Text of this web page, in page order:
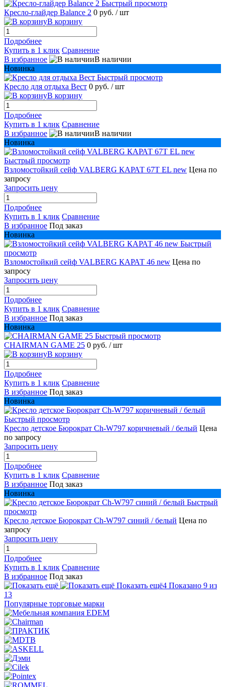
Быстрый просмотр
Кресло-глайдер Balance 2 0 руб. / шт
В корзину
Подробнее
Купить в 1 клик Сравнение
В избранное
В наличии
Новинка
Быстрый просмотр
Кресло для отдыха Вест 0 руб. / шт
В корзину
Подробнее
Купить в 1 клик Сравнение
В избранное
В наличии
Новинка
Быстрый просмотр
Взломостойкий сейф VALBERG КАРАТ 67T EL new Цена по
запросу
Запросить цену
Подробнее
Купить в 1 клик Сравнение
В избранное Под заказ
Новинка
Быстрый
просмотр
Взломостойкий сейф VALBERG КАРАТ 46 new Цена по
запросу
Запросить цену
Подробнее
Купить в 1 клик Сравнение
В избранное Под заказ
Новинка
Быстрый просмотр
CHAIRMAN GAME 25 0 руб. / шт
В корзину
Подробнее
Купить в 1 клик Сравнение
В избранное Под заказ
Новинка
Быстрый просмотр
Кресло детское Бюрократ Ch-W797 коричневый / белый Цена
по запросу
Запросить цену
Подробнее
Купить в 1 клик Сравнение
В избранное Под заказ
Новинка
Быстрый
просмотр
Кресло детское Бюрократ Ch-W797 синий / белый Цена по
запросу
Запросить цену
Подробнее
Купить в 1 клик Сравнение
В избранное Под заказ
Показать ещё4 Показано 9 из
13
Популярные торговые марки